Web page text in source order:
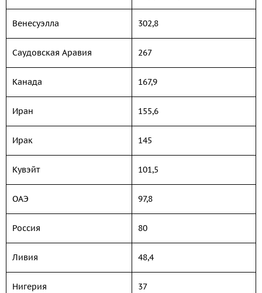
Венесуэлла 302,8
Саудовская Аравия 267
Канада 167,9
Иран 155,6
Ирак 145
Кувэйт 101,5
ОАЭ 97,8
Россия 80
Ливия 48,4
Нигерия 37